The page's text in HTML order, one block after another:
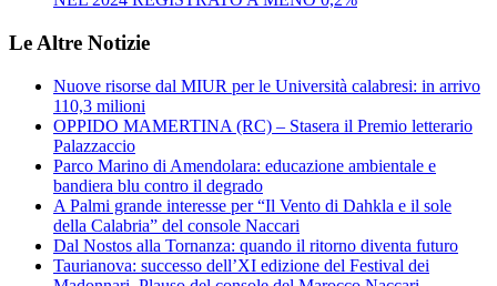
Le Altre Notizie
Nuove risorse dal MIUR per le Università calabresi: in arrivo
110,3 milioni
OPPIDO MAMERTINA (RC) – Stasera il Premio letterario
Palazzaccio
Parco Marino di Amendolara: educazione ambientale e
bandiera blu contro il degrado
A Palmi grande interesse per “Il Vento di Dahkla e il sole
della Calabria” del console Naccari
Dal Nostos alla Tornanza: quando il ritorno diventa futuro
Taurianova: successo dell’XI edizione del Festival dei